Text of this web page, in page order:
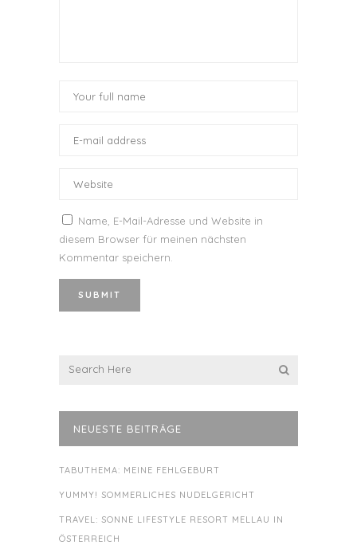
Name, E-Mail-Adresse und Website in
diesem Browser für meinen nächsten
Kommentar speichern.
NEUESTE BEITRÄGE
TABUTHEMA: MEINE FEHLGEBURT
YUMMY! SOMMERLICHES NUDELGERICHT
TRAVEL: SONNE LIFESTYLE RESORT MELLAU IN
ÖSTERREICH